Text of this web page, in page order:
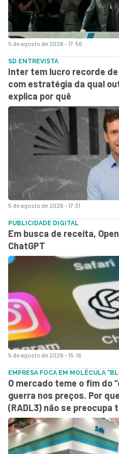
5 de agosto de 2026 - 17:56
5 de agosto de 2026 - 17:31
SD ENTREVISTA
Inter tem lucro recorde de
com estratégia da qual
explica por quê
5 de agosto de 2026 - 15:16
PUBLICIDADE DIGITAL
Em busca de receita,
ChatGPT
EMPRESA FOCA EM MOLÉCULA
O mercado teme o fim do
guerra nos preços. Por
(RADL3) não se preocupa